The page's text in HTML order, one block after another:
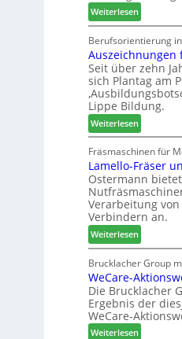
o
r
t
i
m
e
n
t
d
t
z
u
m
T
r
e
f
f
e
i
n
Weiterlesen:
M
a
r
t
i
n
:
N
e
u
e
r
G
e
s
c
h
ä
f
t
s
f
ü
Berufsorientierung
Auszeichnungen
Seit über zehn
sich Plantag am
Lippe Bildung.
Weiterlesen:
A
u
s
z
e
i
c
h
n
u
n
g
e
n
f
Fräsmaschinen für
Lamello-Fräser
Ostermann bietet
Verarbeitung von
Verbindern an.
Weiterlesen:
L
a
m
e
l
l
o
Brucklacher Group
WeCare-
Die Brucklacher
Ergebnis der
WeCare-
Weiterlesen: